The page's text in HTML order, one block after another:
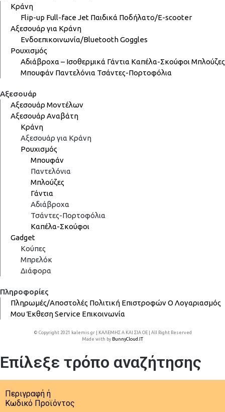
Κράνη
Flip-up Full-faceJet Παιδικά Ποδήλατο/E-scooter
Αξεσουάρ για Κράνη
Ενδοεπικοινωνία/BluetoothGoggles
Ρουχισμός
Αδιάβροχα – Ισοθερμικά Γάντια Καπέλα-Σκούφοι Μπλούζες
Μπουφάν Παντελόνια Τσάντες-Πορτοφόλια
Αξεσουάρ
Αξεσουάρ Μοντέλων
Αξεσουάρ Αναβάτη
Κράνη
Αξεσουάρ για Κράνη
Ρουχισμός
Μπουφάν
Παντελόνια
Μπλούζες
Γάντια
Αδιάβροχα
Τσάντες-Πορτοφόλια
Καπέλα-Σκούφοι
Gadget
Κούπες
Μπρελόκ
Διάφορα
Πληροφορίες
Πληρωμές/Αποστολές Πολιτική ΕπιστροφώνΟ Λογαριασμός
ΜουΈκθεσηService Επικοινωνία
© Copyright 2021 kalemis.gr | ΚΑΛΕΜΗΣ Α ΚΑΙ ΣΙΑ ΟΕ | All Right Reserved
Made with by BunnyCloud.IT
Επίλεξε τρόπο αναζήτησης
Περιγραφή ή
Κωδικό Προϊόντος